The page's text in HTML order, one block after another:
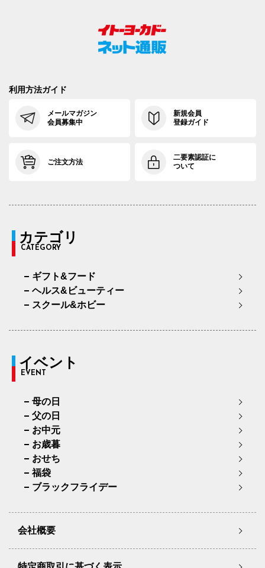
利用方法ガイド
メールマガジン
会員募集中
新規会員
登録ガイド
ご注文方法
二要素認証に
ついて
カテゴリ
CATEGORY
ギフト&フード
ヘルス&ビューティー
スクール&ホビー
イベント
EVENT
母の日
父の日
お中元
お歳暮
おせち
福袋
ブラックフライデー
会社概要